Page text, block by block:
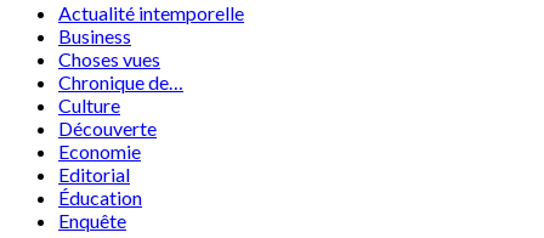
Actualité intemporelle
Business
Choses vues
Chronique de…
Culture
Découverte
Economie
Editorial
Éducation
Enquête